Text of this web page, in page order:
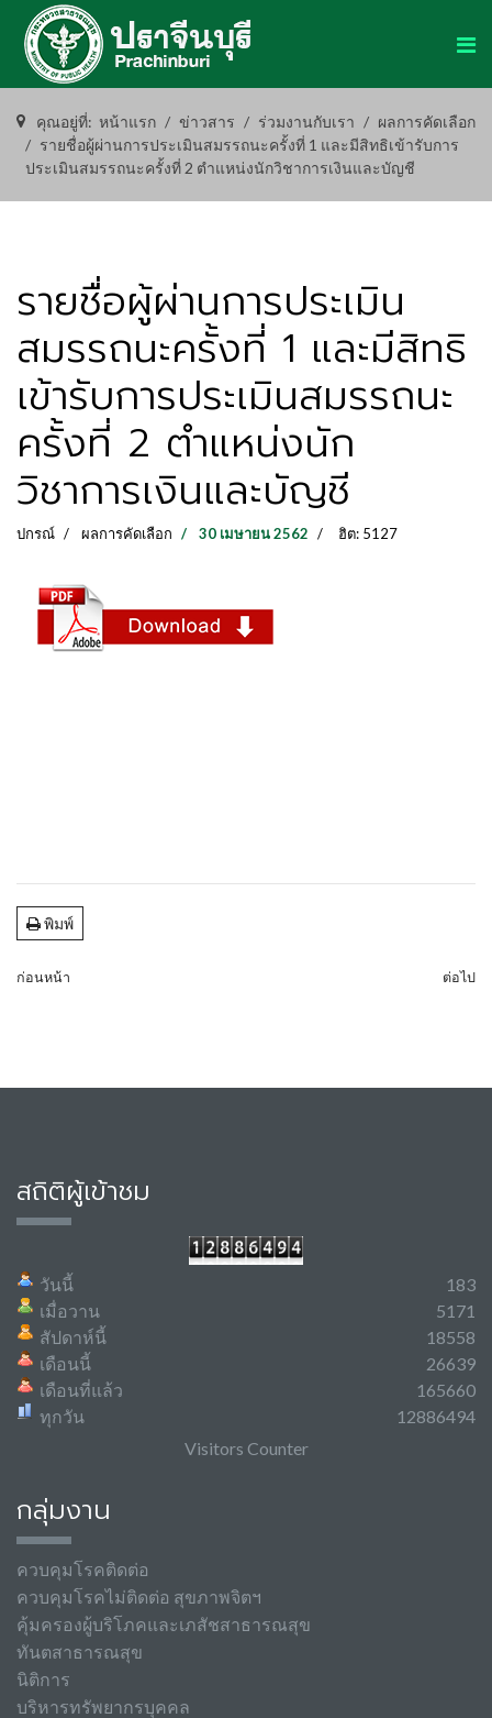
คุณอยู่ที่: หน้าแรก ข่าวสาร ร่วมงานกับเรา
ผลการคัดเลือก
รายชื่อผู้ผ่านการประเมินสมรรถนะครั้งที่ 1 และมีสิทธิเข้ารับการ
ประเมินสมรรถนะครั้งที่ 2 ตำแหน่งนักวิชาการเงินและบัญชี
รายชื่อผู้ผ่านการประเมิน
สมรรถนะครั้งที่ 1 และมีสิทธิ
เข้ารับการประเมินสมรรถนะ
ครั้งที่ 2 ตำแหน่งนัก
วิชาการเงินและบัญชี
ปกรณ์ ผลการคัดเลือก 30 เมษายน 2562 ฮิต: 5127
พิมพ์
ก่อนหน้า ต่อไป
สถิติผู้เข้าชม
วันนี้
เมื่อวาน
สัปดาห์นี้
เดือนนี้
เดือนที่แล้ว
ทุกวัน
183
5171
18558
26639
165660
12886494
Visitors Counter
กลุ่มงาน
ควบคุมโรคติดต่อ
ควบคุมโรคไม่ติดต่อ สุขภาพจิตฯ
คุ้มครองผู้บริโภคและเภสัชสาธารณสุข
ทันตสาธารณสุข
นิติการ
บริหารทรัพยากรบุคคล